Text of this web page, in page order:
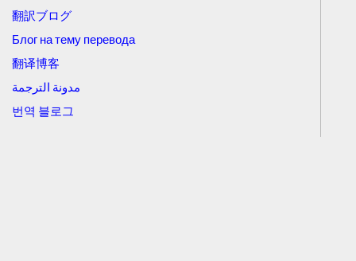
翻訳ブログ
Блог на тему перевода
翻译博客
مدونة الترجمة
번역 블로그